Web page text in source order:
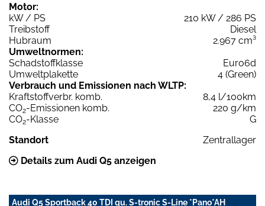
Motor:
kW / PS
210 kW / 286 PS
Treibstoff
Diesel
Hubraum
2.967 cm³
Umweltnormen:
Schadstoffklasse
Euro6d
Umweltplakette
4 (Green)
Verbrauch und Emissionen nach WLTP:
Kraftstoffverbr. komb.
8,4 l/100km
CO2-Emissionen komb.
220 g/km
CO2-Klasse
G
Standort
Zentrallager
Details zum Audi Q5 anzeigen
Audi Q5 Sportback 40 TDI qu. S-tronic S-Line *Pano*AH